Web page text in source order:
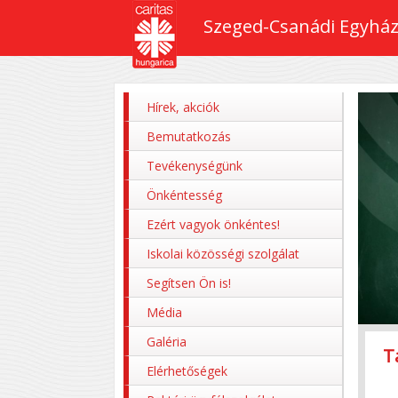
Szeged-Csanádi
Hírek, akciók
Bemutatkozás
Tevékenységünk
Önkéntesség
Ezért vagyok önkéntes!
Iskolai közösségi szolgálat
Segítsen Ön is!
Média
Galéria
Elérhetőségek